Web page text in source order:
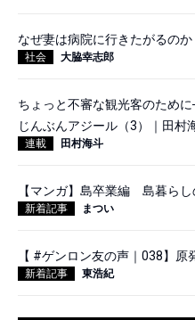
なぜ妻は病院に行きたがるの
社会 大脇幸志郎
ちょっと不審な観光客のため
じんぶんアジール（3）｜田村
連載 田村海斗
【マンガ】島卒業編 島暮ら
新着記事 まつい
【 #ゲンロン友の声｜038】原
新着記事 東浩紀